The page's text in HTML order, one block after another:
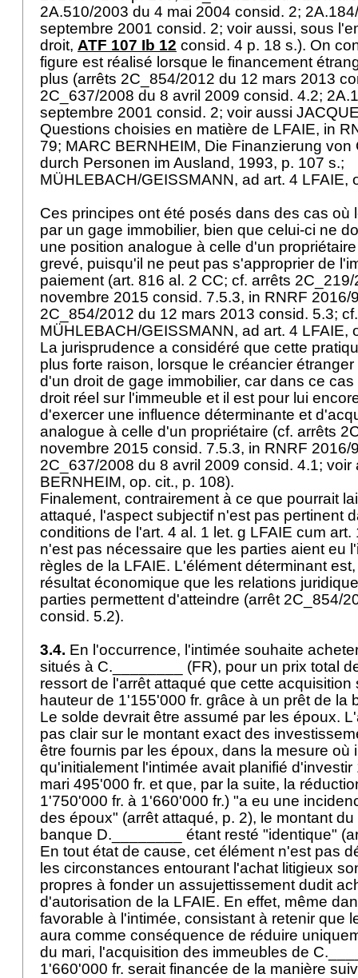
2A.510/2003 du 4 mai 2004 consid. 2;
septembre 2001 consid. 2; voir aussi, sous
droit, ATF 107 Ib 12 consid. 4 p. 18 s.). On
figure est réalisé lorsque le financement
plus (arrêts 2C_854/2012 du 12 mars 2013
2C_637/2008 du 8 avril 2009 consid. 4.2;
septembre 2001 consid. 2; voir aussi
Questions choisies en matière de LFAIE, in
79; MARC BERNHEIM, Die Finanzierung
durch Personen im Ausland, 1993, p. 107 s.;
MÜHLEBACH/GEISSMANN, ad art. 4 LFAIE,
Ces principes ont été posés dans des cas où
par un gage immobilier, bien que celui-ci ne
une position analogue à celle d'un
grevé, puisqu'il ne peut pas s'approprier de
paiement (art. 816 al. 2 CC; cf. arrêts
novembre 2015 consid. 7.5.3, in RNRF 2016/
2C_854/2012 du 12 mars 2013 consid. 5.3; cf.
MÜHLEBACH/GEISSMANN, ad art. 4 LFAIE,
La jurisprudence a considéré que cette
plus forte raison, lorsque le créancier
d'un droit de gage immobilier, car dans ce
droit réel sur l'immeuble et il est pour lui
d'exercer une influence déterminante et
analogue à celle d'un propriétaire (cf. arrêts
novembre 2015 consid. 7.5.3, in RNRF 2016/
2C_637/2008 du 8 avril 2009 consid. 4.1; voir
BERNHEIM, op. cit., p. 108).
Finalement, contrairement à ce que pourrait
attaqué, l'aspect subjectif n'est pas pertinent
conditions de l'art. 4 al. 1 let. g LFAIE cum art.
n'est pas nécessaire que les parties aient eu
règles de la LFAIE. L'élément déterminant
résultat économique que les relations
parties permettent d'atteindre (arrêt 2C_854/
consid. 5.2).
3.4. En l'occurrence, l'intimée souhaite
situés à C.________ (FR), pour un prix total
ressort de l'arrêt attaqué que cette acquisition
hauteur de 1'155'000 fr. grâce à un prêt de la
Le solde devrait être assumé par les époux.
pas clair sur le montant exact des
être fournis par les époux, dans la mesure où
qu'initialement l'intimée avait planifié d'investir
mari 495'000 fr. et que, par la suite, la
1'750'000 fr. à 1'660'000 fr.) "a eu une
des époux" (arrêt attaqué, p. 2), le montant
banque D.________ étant resté "identique"
En tout état de cause, cet élément n'est pas
les circonstances entourant l'achat litigieux
propres à fonder un assujettissement dudit
d'autorisation de la LFAIE. En effet, même
favorable à l'intimée, consistant à retenir que
aura comme conséquence de réduire
du mari, l'acquisition des immeubles de
1'660'000 fr. serait financée de la manière